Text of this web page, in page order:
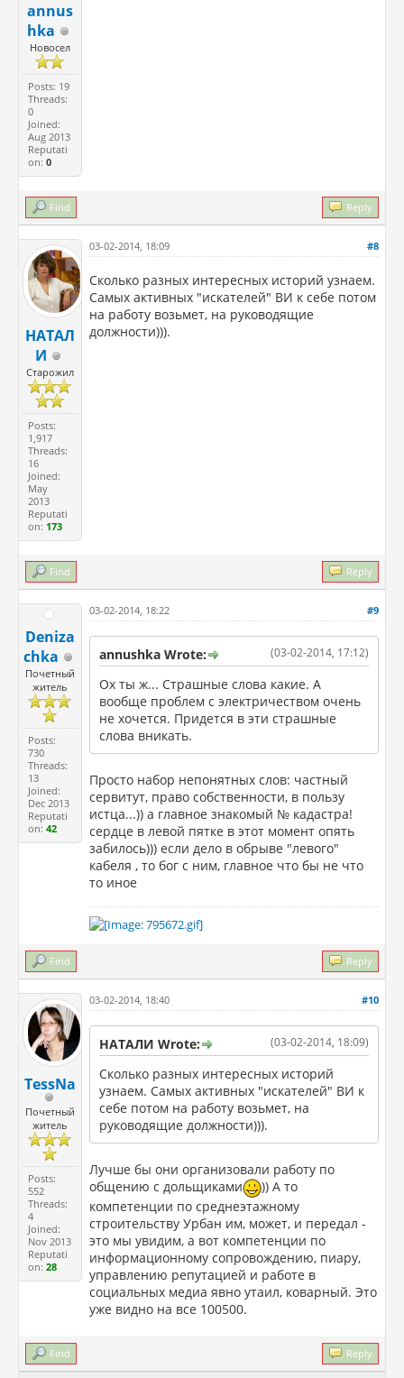
annus
hka
Новосел
Posts: 19
Threads:
0
Joined:
Aug 2013
Reputati
on:0
Find Reply
НАТАЛ
И
Старожил
Posts:
1,917
Threads:
16
Joined:
May
2013
Reputati
on: 173
#8
03-02-2014, 18:09
Сколько разных интересных историй узнаем.
Самых активных "искателей" ВИ к себе потом
на работу возьмет, на руководящие
должности))).
Find Reply
Deniza
chka
Почетный
житель
Posts:
730
Threads:
13
Joined:
Dec 2013
Reputati
on:42
#9
03-02-2014, 18:22
(03-02-2014, 17:12)
annushka Wrote:
Ох ты ж... Страшные слова какие. А
вообще проблем с электричеством очень
не хочется. Придется в эти страшные
слова вникать.
Просто набор непонятных слов: частный
сервитут, право собственности, в пользу
истца...)) а главное знакомый № кадастра!
сердце в левой пятке в этот момент опять
забилось))) если дело в обрыве "левого"
кабеля , то бог с ним, главное что бы не что
то иное
Find Reply
TessNa
Почетный
житель
Posts:
552
Threads:
4
Joined:
Nov 2013
Reputati
on:28
#10
03-02-2014, 18:40
(03-02-2014, 18:09)
НАТАЛИ Wrote:
Сколько разных интересных историй
узнаем. Самых активных "искателей" ВИ к
себе потом на работу возьмет, на
руководящие должности))).
Лучше бы они организовали работу по
общению с дольщиками
)) А то
компетенции по среднеэтажному
строительству Урбан им, может, и передал -
это мы увидим, а вот компетенции по
информационному сопровождению, пиару,
управлению репутацией и работе в
социальных медиа явно утаил, коварный. Это
уже видно на все 100500.
Find Reply